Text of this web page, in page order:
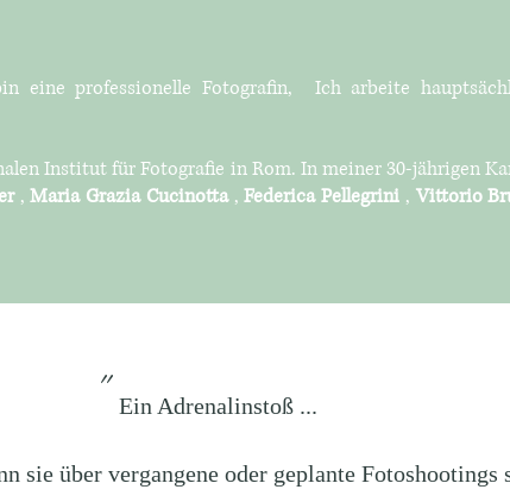
eine professionelle Fotografin,
Ich arbeite
Institut für Fotografie in Rom. In meiner 30-jährigen
,Maria Grazia Cucinotta,Federica Pellegrini , Vittorio
" Ein Adrenalinstoß ...
sie über vergangene oder geplante Fotoshootings